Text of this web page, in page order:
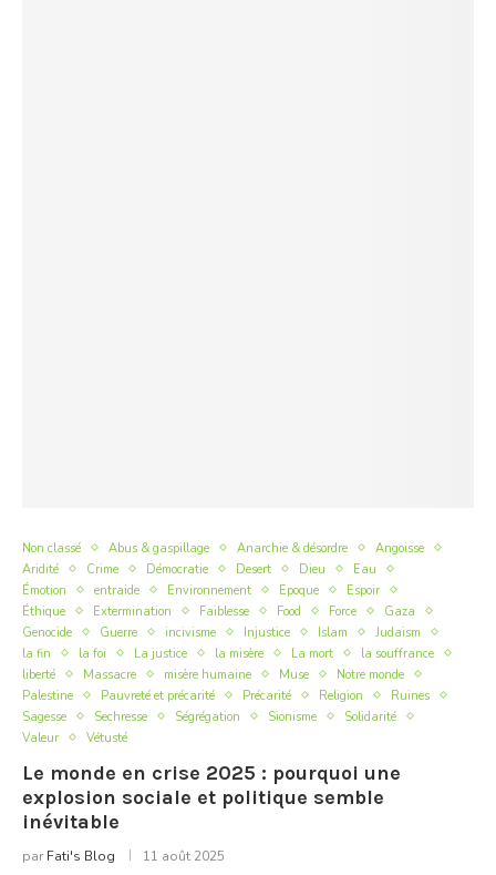
Non classé Abus & gaspillage Anarchie & désordre
Angoisse
Aridité
Crime Démocratie Desert Dieu
Eau
Émotion
entraide Environnement Epoque
Espoir
Éthique
Extermination Faiblesse Food Force
Gaza
Genocide
Guerre incivisme Injustice Islam
Judaism
la fin
la foi La justice la misère La mort
la souffrance
liberté
Massacre misère humaine Muse
Notre monde
Palestine
Pauvreté et précarité Précarité Religion
Ruines
Sagesse
Sechresse Ségrégation Sionisme
Solidarité
Valeur
Vétusté
Le monde en crise 2025 : pourquoi une
explosion sociale et politique semble
inévitable
par Fati's Blog 11 août 2025